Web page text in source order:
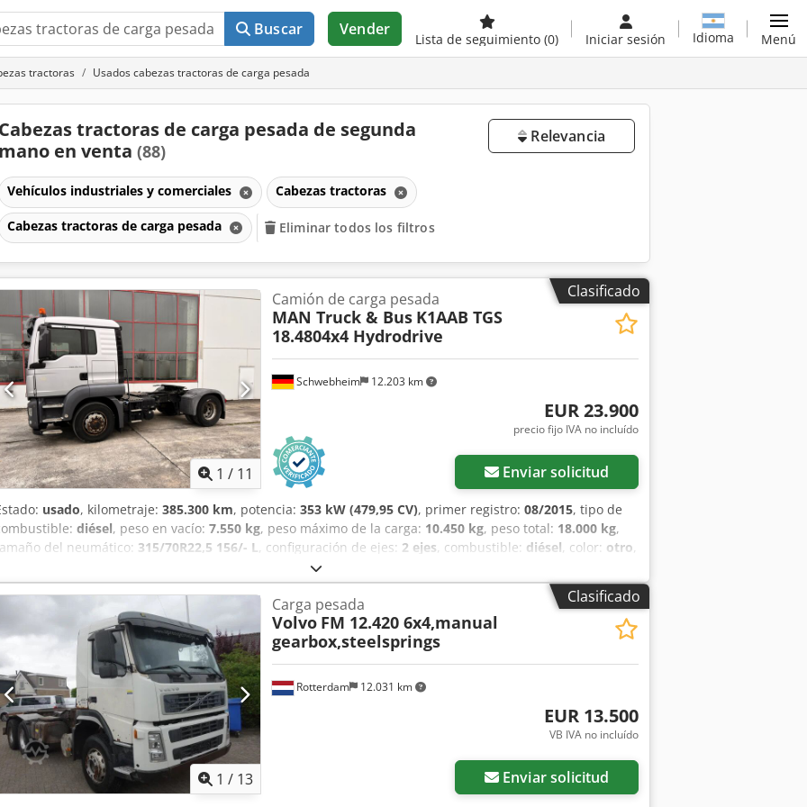
Buscar Vender
Lista de seguimiento (0) Iniciar sesión Idioma Menú
tractoras Usados cabezas tractoras de carga pesada
Cabezas tractoras de carga pesada de segunda
mano en venta (88)
Relevancia
Vehículos industriales y comerciales Cabezas tractoras
Cabezas tractoras de carga pesada Eliminar todos los filtros
Clasificado
1 / 11
Schwebheim 12.203 km
Camión de carga pesada
MAN Truck & Bus K1AAB TGS
18.4804x4 Hydrodrive
EUR 23.900
precio fijo IVA no incluído
Enviar solicitud
usado, kilometraje: 385.300 km, potencia: 353 kW (479,95 CV), primer registro: 08/2015, tipo de
diésel, peso en vacío: 7.550 kg, peso máximo de la carga: 10.450 kg, peso total: 18.000 kg,
del neumático: 315/70R22,5 156/- L, configuración de ejes: 2 ejes, combustible: diésel, color: otro,
mecánico
, tamaño del neumático delantero:315/70R22,5 156/- L, tamaño del neumático trasero:315/70R22,5
ABS, aire acondicionado, control de crucero, sistema de navegación, tracción a
las cuatro ruedas, - Errores de impresión, omisiones y modificaciones reservadas, imágenes de muestra -,
datos en: !, Más detalles: ! Dcsdpfozrqi Djx Am Aek
Clasificado
1 / 13
Rotterdam 12.031 km
Carga pesada
Volvo FM 12.420 6x4,manual
gearbox,steelsprings
EUR 13.500
VB IVA no incluído
Enviar solicitud